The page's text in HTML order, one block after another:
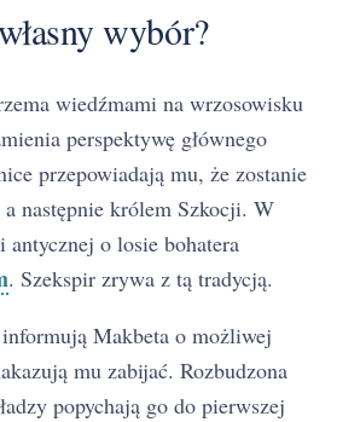
wybór?
wiedźmami na wrzosowisku
perspektywę głównego
przepowiadają mu, że zostanie
a następnie królem Szkocji. W
antycznej o losie bohatera
. Szekspir zrywa z tą tradycją.
Makbeta o możliwej
mu zabijać. Rozbudzona
popychają go do pierwszej